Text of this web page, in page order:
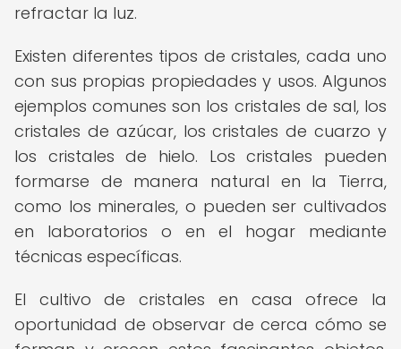
refractar la luz.
Existen diferentes tipos de cristales, cada uno
con sus propias propiedades y usos. Algunos
ejemplos comunes son los cristales de sal, los
cristales de azúcar, los cristales de cuarzo y
los cristales de hielo. Los cristales pueden
formarse de manera natural en la Tierra,
como los minerales, o pueden ser cultivados
en laboratorios o en el hogar mediante
técnicas específicas.
El cultivo de cristales en casa ofrece la
oportunidad de observar de cerca cómo se